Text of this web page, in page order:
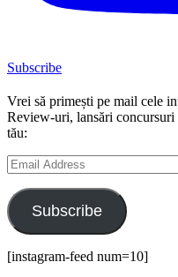
Subscribe
Vrei să primești pe mail cele
Review-uri, lansări
tău:
Email
Address
Subscribe
[instagram-feed num=10]